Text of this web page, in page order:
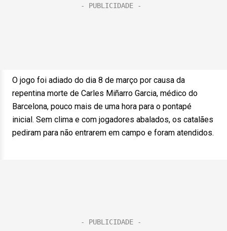
O jogo foi adiado do dia 8 de março por causa da
repentina morte de Carles Miñarro Garcia, médico do
Barcelona, pouco mais de uma hora para o pontapé
inicial. Sem clima e com jogadores abalados, os catalães
pediram para não entrarem em campo e foram atendidos.